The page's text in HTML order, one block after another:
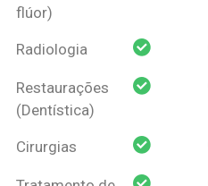
flúor)
Radiologia
Restaurações
(Dentística)
Cirurgias